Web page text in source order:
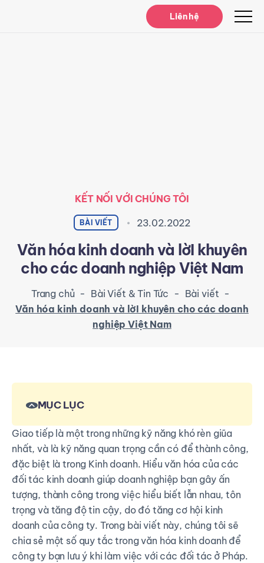
KẾT NỐI VỚI CHÚNG TÔI
BÀI VIẾT 23.02.2022
Văn hóa kinh doanh và lờI khuyên
cho các doanh nghiệp Việt Nam
Trang chủ - Bài Viết & Tin Tức - Bài viết -
Văn hóa kinh doanh và lờI khuyên cho các doanh
nghiệp Việt Nam
Liên hệ
Giao tiếp là một trong những kỹ năng khó rèn giũa
nhất, và là kỹ năng quan trọng cần có để thành công,
đặc biệt là trong Kinh doanh. Hiểu văn hóa của các
đối tác kinh doanh giúp doanh nghiệp bạn gây ấn
tượng, thành công trong việc hiểu biết lẫn nhau, tôn
trọng và tăng độ tin cậy, do đó tăng cơ hội kinh
doanh của công ty. Trong bài viết này, chúng tôi sẽ
chia sẻ một số quy tắc trong văn hóa kinh doanh để
công ty bạn lưu ý khi làm việc với các đối tác ở Pháp.
MỤC LỤC